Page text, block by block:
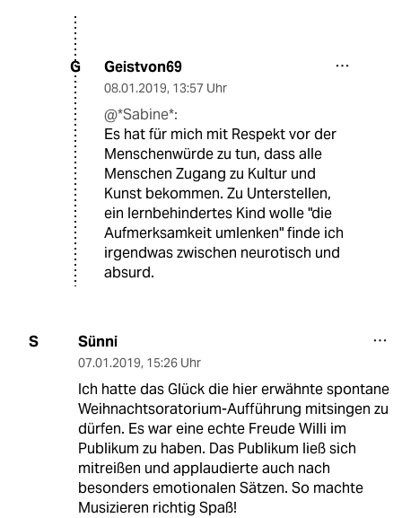
G Geistvon69
08.01.2019, 13:57 Uhr
@*Sabine*:
Es hat für mich mit Respekt vor der
Menschenwürde zu tun, dass alle
Menschen Zugang zu Kultur und
Kunst bekommen. Zu Unterstellen,
ein lernbehindertes Kind wolle "die
Aufmerksamkeit umlenken" finde ich
irgendwas zwischen neurotisch und
absurd.
S Sünni
07.01.2019, 15:26 Uhr
Ich hatte das Glück die hier erwähnte spontane
Weihnachtsoratorium-Aufführung mitsingen zu
dürfen. Es war eine echte Freude Willi im
Publikum zu haben. Das Publikum ließ sich
mitreißen und applaudierte auch nach
besonders emotionalen Sätzen. So machte
Musizieren richtig Spaß!